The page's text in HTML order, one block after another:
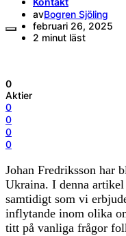
avBogren Sjöling
februari 26, 2025
2 minut läst
0
Aktier
0
0
0
0
Johan Fredriksson har
Ukraina. I denna
samtidigt som vi
inflytande inom olika
titt på vanliga frågor